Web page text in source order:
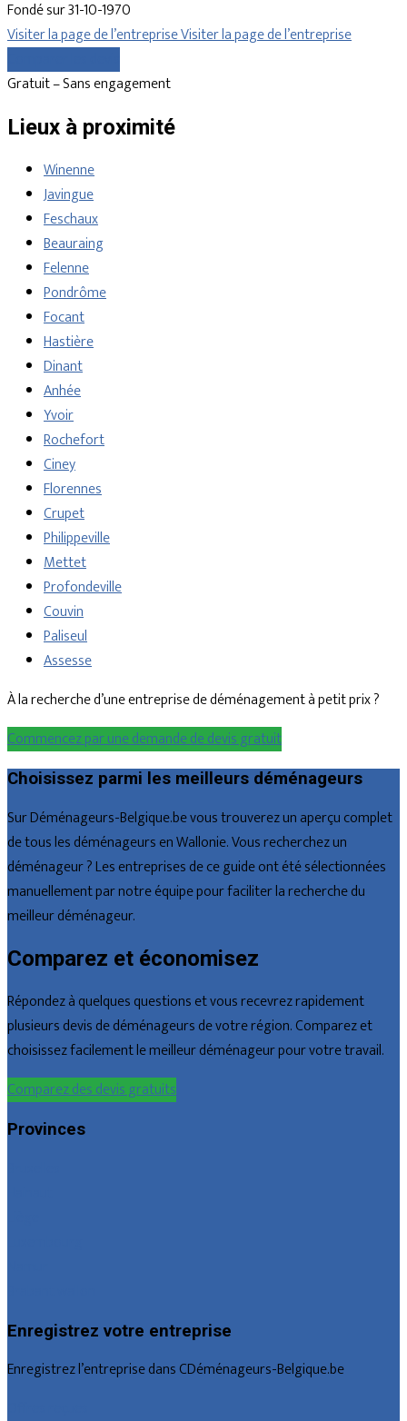
Fondé sur 31-10-1970
Visiter la page de l’entrepriseVisiter la page de l’entreprise
Gratuit – Sans engagement
Lieux à proximité
Winenne
Javingue
Feschaux
Beauraing
Felenne
Pondrôme
Focant
Hastière
Dinant
Anhée
Yvoir
Rochefort
Ciney
Florennes
Crupet
Philippeville
Mettet
Profondeville
Couvin
Paliseul
Assesse
À la recherche d’une entreprise de déménagement à petit prix ?
Commencez par une demande de devis gratuit
Choisissez parmi les meilleurs déménageurs
Sur Déménageurs-Belgique.be vous trouverez un aperçu complet
de tous les déménageurs en Wallonie. Vous recherchez un
déménageur ? Les entreprises de ce guide ont été sélectionnées
manuellement par notre équipe pour faciliter la recherche du
meilleur déménageur.
Comparez et économisez
Répondez à quelques questions et vous recevrez rapidement
plusieurs devis de déménageurs de votre région. Comparez et
choisissez facilement le meilleur déménageur pour votre travail.
Comparez des devis gratuits
Provinces
Enregistrez votre entreprise
Enregistrez l’entreprise dans CDéménageurs-Belgique.be